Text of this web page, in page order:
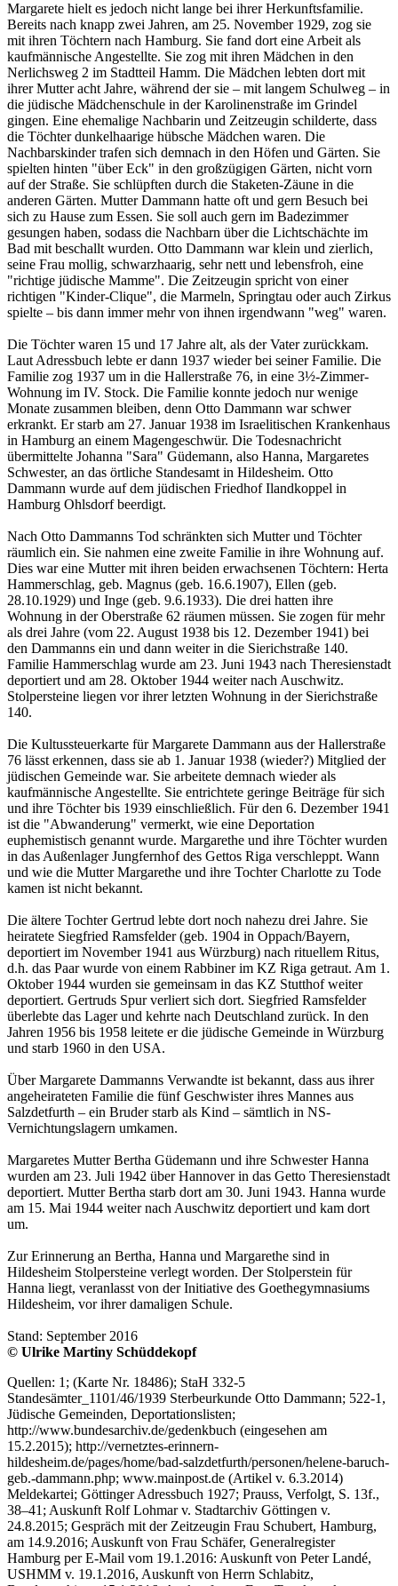
Margarete hielt es jedoch nicht lange bei ihrer Herkunftsfamilie.
Bereits nach knapp zwei Jahren, am 25. November 1929, zog sie
mit ihren Töchtern nach Hamburg. Sie fand dort eine Arbeit als
kaufmännische Angestellte. Sie zog mit ihren Mädchen in den
Nerlichsweg 2 im Stadtteil Hamm. Die Mädchen lebten dort mit
ihrer Mutter acht Jahre, während der sie – mit langem Schulweg – in
die jüdische Mädchenschule in der Karolinenstraße im Grindel
gingen. Eine ehemalige Nachbarin und Zeitzeugin schilderte, dass
die Töchter dunkelhaarige hübsche Mädchen waren. Die
Nachbarskinder trafen sich demnach in den Höfen und Gärten. Sie
spielten hinten "über Eck" in den großzügigen Gärten, nicht vorn
auf der Straße. Sie schlüpften durch die Staketen-Zäune in die
anderen Gärten. Mutter Dammann hatte oft und gern Besuch bei
sich zu Hause zum Essen. Sie soll auch gern im Badezimmer
gesungen haben, sodass die Nachbarn über die Lichtschächte im
Bad mit beschallt wurden. Otto Dammann war klein und zierlich,
seine Frau mollig, schwarzhaarig, sehr nett und lebensfroh, eine
"richtige jüdische Mamme". Die Zeitzeugin spricht von einer
richtigen "Kinder-Clique", die Marmeln, Springtau oder auch Zirkus
spielte – bis dann immer mehr von ihnen irgendwann "weg" waren.
Die Töchter waren 15 und 17 Jahre alt, als der Vater zurückkam.
Laut Adressbuch lebte er dann 1937 wieder bei seiner Familie. Die
Familie zog 1937 um in die Hallerstraße 76, in eine 3½-Zimmer-
Wohnung im IV. Stock. Die Familie konnte jedoch nur wenige
Monate zusammen bleiben, denn Otto Dammann war schwer
erkrankt. Er starb am 27. Januar 1938 im Israelitischen Krankenhaus
in Hamburg an einem Magengeschwür. Die Todesnachricht
übermittelte Johanna "Sara" Güdemann, also Hanna, Margaretes
Schwester, an das örtliche Standesamt in Hildesheim. Otto
Dammann wurde auf dem jüdischen Friedhof Ilandkoppel in
Hamburg Ohlsdorf beerdigt.
Nach Otto Dammanns Tod schränkten sich Mutter und Töchter
räumlich ein. Sie nahmen eine zweite Familie in ihre Wohnung auf.
Dies war eine Mutter mit ihren beiden erwachsenen Töchtern: Herta
Hammerschlag, geb. Magnus (geb. 16.6.1907), Ellen (geb.
28.10.1929) und Inge (geb. 9.6.1933). Die drei hatten ihre
Wohnung in der Oberstraße 62 räumen müssen. Sie zogen für mehr
als drei Jahre (vom 22. August 1938 bis 12. Dezember 1941) bei
den Dammanns ein und dann weiter in die Sierichstraße 140.
Familie Hammerschlag wurde am 23. Juni 1943 nach Theresienstadt
deportiert und am 28. Oktober 1944 weiter nach Auschwitz.
Stolpersteine liegen vor ihrer letzten Wohnung in der Sierichstraße
140.
Die Kultussteuerkarte für Margarete Dammann aus der Hallerstraße
76 lässt erkennen, dass sie ab 1. Januar 1938 (wieder?) Mitglied der
jüdischen Gemeinde war. Sie arbeitete demnach wieder als
kaufmännische Angestellte. Sie entrichtete geringe Beiträge für sich
und ihre Töchter bis 1939 einschließlich. Für den 6. Dezember 1941
ist die "Abwanderung" vermerkt, wie eine Deportation
euphemistisch genannt wurde. Margarethe und ihre Töchter wurden
in das Außenlager Jungfernhof des Gettos Riga verschleppt. Wann
und wie die Mutter Margarethe und ihre Tochter Charlotte zu Tode
kamen ist nicht bekannt.
Die ältere Tochter Gertrud lebte dort noch nahezu drei Jahre. Sie
heiratete Sieg­fried Ramsfelder (geb. 1904 in Oppach/Bayern,
deportiert im November 1941 aus Würzburg) nach rituellem Ritus,
d.h. das Paar wurde von einem Rabbiner im KZ Riga getraut. Am 1.
Oktober 1944 wurden sie gemeinsam in das KZ Stutthof weiter
deportiert. Gertruds Spur verliert sich dort. Siegfried Ramsfelder
überlebte das Lager und kehrte nach Deutschland zurück. In den
Jahren 1956 bis 1958 leitete er die jüdische Gemeinde in Würzburg
und starb 1960 in den USA.
Über Margarete Dammanns Verwandte ist bekannt, dass aus ihrer
angeheirateten Familie die fünf Geschwister ihres Mannes aus
Salzdetfurth – ein Bruder starb als Kind – sämtlich in NS-
Vernichtungslagern umkamen.
Margaretes Mutter Bertha Güdemann und ihre Schwester Hanna
wurden am 23. Juli 1942 über Hannover in das Getto Theresienstadt
deportiert. Mutter Bertha starb dort am 30. Juni 1943. Hanna wurde
am 15. Mai 1944 weiter nach Auschwitz deportiert und kam dort
um.
Zur Erinnerung an Bertha, Hanna und Margarethe sind in
Hildesheim Stolpersteine verlegt worden. Der Stolperstein für
Hanna liegt, veranlasst von der Initiative des Goethegymnasiums
Hildesheim, vor ihrer damaligen Schule.
Stand: September 2016
© Ulrike Martiny Schüddekopf
Quellen: 1; (Karte Nr. 18486); StaH 332-5
Standesämter_1101/46/1939 Sterbeurkunde Otto Dammann; 522-1,
Jüdische Gemeinden, Deportationslisten;
http://www.bundesarchiv.de/gedenkbuch (eingesehen am
15.2.2015); http://vernetztes-erinnern-
hildesheim.de/pages/home/bad-salzdetfurth/personen/helene-baruch-
geb.-dammann.php; www.mainpost.de (Artikel v. 6.3.2014)
Meldekartei; Göttinger Adressbuch 1927; Prauss, Verfolgt, S. 13f.,
38–41; Auskunft Rolf Lohmar v. Stadtarchiv Göttingen v.
24.8.2015; Gespräch mit der Zeitzeugin Frau Schubert, Hamburg,
am 14.9.2016; Auskunft von Frau Schäfer, Generalregister
Hamburg per E-Mail vom 19.1.2016: Auskunft von Peter Landé,
USHMM v. 19.1.2016, Auskunft von Herrn Schlabitz,